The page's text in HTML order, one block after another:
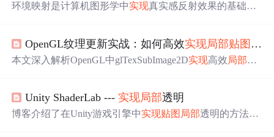
环境映射是计算机图形学中实现真实感反射效果的基础技
术通过射线与包围盒相交算法 实现动态视角修正。这种技
术在游戏开发中尤为重要，能以较低计算成本在移动平台
通过反射探测器系统提供原生支持。优化后的算法避免了
条件分支，充分利用GPU并行计算特性，在保持视觉效果
的同时提升渲染效率。
OpenGL纹理更新实战：如何高效实现局部贴图 替
本文深入解析OpenGL中glTexSubImage2D实现高效局部纹
术点，并指出常见性能陷阱与规避方案，适用于游戏、UI
和实时可视化等高频动态贴图场景。
Unity ShaderLab --- 实现局部透明
博客介绍了在Unity游戏引擎中实现贴图 局部透明的方法。